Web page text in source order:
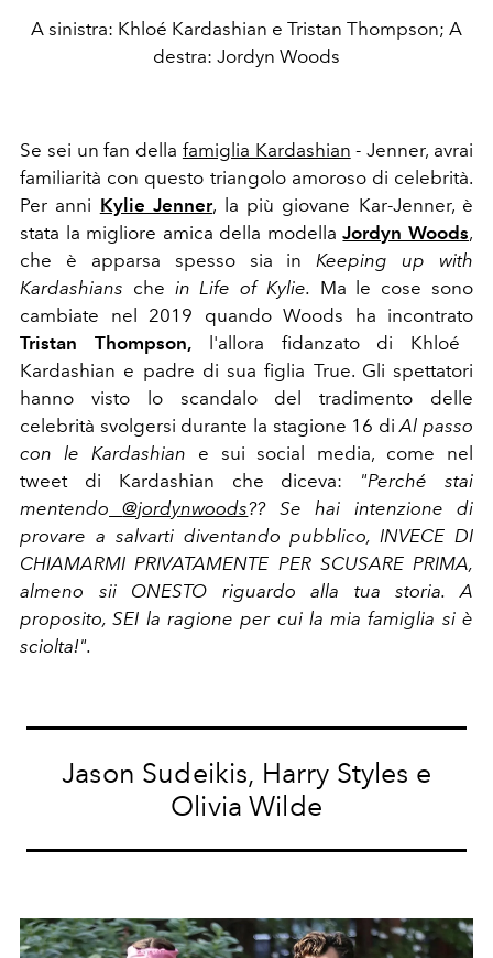
A sinistra: Khloé Kardashian e Tristan Thompson; A
destra: Jordyn Woods
Se sei un fan della famiglia Kardashian - Jenner, avrai
familiarità con questo triangolo amoroso di celebrità.
Per anni Kylie Jenner, la più giovane Kar-Jenner, è
stata la migliore amica della modellaJordyn Woods,
che è apparsa spesso sia in
Keeping up with
Kardashians che in Life of Kylie. Ma le cose sono
cambiate nel 2019 quando Woods ha incontrato
Tristan Thompson,l'allora fidanzato di Khloé
Kardashian e padre di sua figlia True. Gli spettatori
hanno visto lo scandalo del tradimento delle
celebrità svolgersi durante la stagione 16 di Al passo
con le Kardashian
e sui social media, come nel
tweet di Kardashian che diceva: "Perché stai
mentendo
@jordynwoods?? Se hai intenzione di
provare a salvarti diventando pubblico, INVECE DI
CHIAMARMI PRIVATAMENTE PER SCUSARE PRIMA,
almeno sii ONESTO riguardo alla tua storia. A
proposito, SEI la ragione per cui la mia famiglia si è
sciolta!".
Jason Sudeikis, Harry Styles e
Olivia Wilde